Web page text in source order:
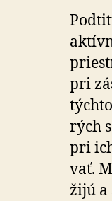
pri
rých
pri
vať.
žijú a